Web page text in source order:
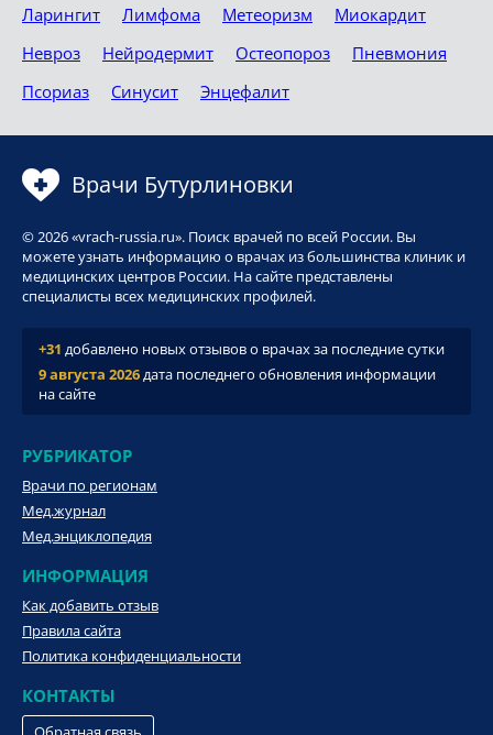
Ларингит
Лимфома Метеоризм
Миокардит
Невроз
Нейродермит Остеопороз
Пневмония
Псориаз
Синусит Энцефалит
Врачи Бутурлиновки
© 2026 «vrach-russia.ru». Поиск врачей по всей России. Вы
можете узнать информацию о врачах из большинства клиник и
медицинских центров России. На сайте представлены
специалисты всех медицинских профилей.
+31 добавлено новых отзывов о врачах за последние сутки
9 августа 2026дата последнего обновления информации
на сайте
РУБРИКАТОР
Врачи по регионам
Мед.журнал
Мед.энциклопедия
ИНФОРМАЦИЯ
Как добавить отзыв
Правила сайта
Политика конфиденциальности
КОНТАКТЫ